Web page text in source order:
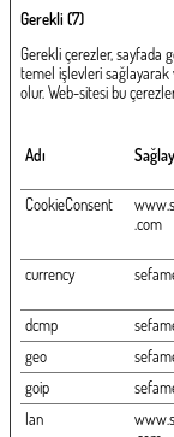
Gerekli (7)
Gerekli çerezler, sayfada
temel işlevleri sağlayarak
olur. Web-sitesi bu
Adı
CookieConsent
.com
currency
dcmp
geo
goip
lan